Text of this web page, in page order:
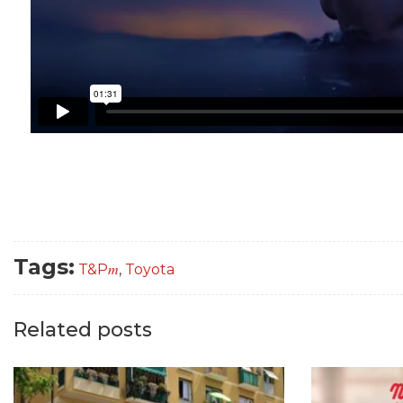
Tags: T&P𝑚, Toyota
Related posts